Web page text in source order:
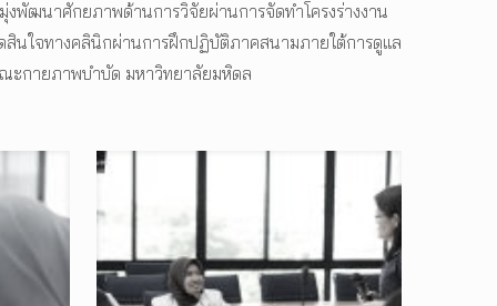
พัฒนาศักยภาพด้านการวิจัยผ่านการจัดทำโครงร่างงาน
สินใจทางคลินิกผ่านการฝึกปฏิบัติภาคสนามภายใต้การดูแล
ะกายภาพบำบัด มหาวิทยาลัยมหิดล